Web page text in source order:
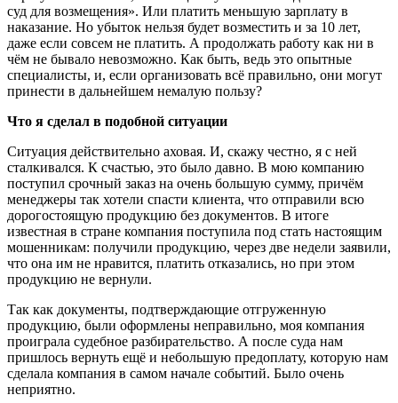
суд для возмещения». Или платить меньшую зарплату в
наказание. Но убыток нельзя будет возместить и за 10 лет,
даже если совсем не платить. А продолжать работу как ни в
чём не бывало невозможно. Как быть, ведь это опытные
специалисты, и, если организовать всё правильно, они могут
принести в дальнейшем немалую пользу?
Что я сделал в подобной ситуации
Ситуация действительно аховая. И, скажу честно, я с ней
сталкивался. К счастью, это было давно. В мою компанию
поступил срочный заказ на очень большую сумму, причём
менеджеры так хотели спасти клиента, что отправили всю
дорогостоящую продукцию без документов. В итоге
известная в стране компания поступила под стать настоящим
мошенникам: получили продукцию, через две недели заявили,
что она им не нравится, платить отказались, но при этом
продукцию не вернули.
Так как документы, подтверждающие отгруженную
продукцию, были оформлены неправильно, моя компания
проиграла судебное разбирательство. А после суда нам
пришлось вернуть ещё и небольшую предоплату, которую нам
сделала компания в самом начале событий. Было очень
неприятно.